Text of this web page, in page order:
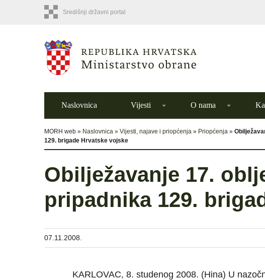
Središnji državni portal
Naslovnica Vijesti O nama
MORH web » Naslovnica » Vijesti, najave i priopćenja » Priopćenja »
129. brigade Hrvatske vojske
Obilježavanje 17.
pripadnika 129.
07.11.2008.
KARLOVAC, 8. studenog 2008. (Hina) U